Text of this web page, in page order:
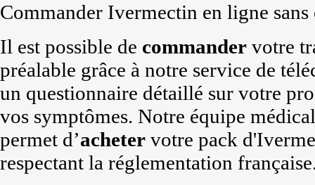
Commander Ivermectin en ligne
Il est possible de commander votre
préalable grâce à notre service de
un questionnaire détaillé sur votre
vos symptômes. Notre équipe
permet d’acheter votre pack
respectant la réglementation